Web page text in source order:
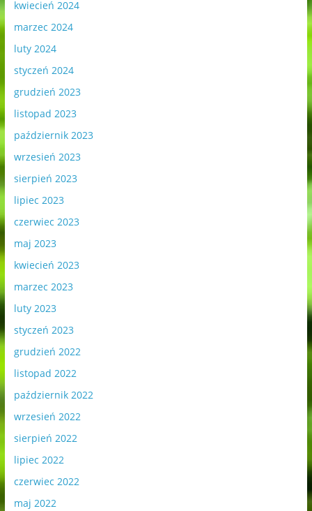
kwiecień 2024
marzec 2024
luty 2024
styczeń 2024
grudzień 2023
listopad 2023
październik 2023
wrzesień 2023
sierpień 2023
lipiec 2023
czerwiec 2023
maj 2023
kwiecień 2023
marzec 2023
luty 2023
styczeń 2023
grudzień 2022
listopad 2022
październik 2022
wrzesień 2022
sierpień 2022
lipiec 2022
czerwiec 2022
maj 2022